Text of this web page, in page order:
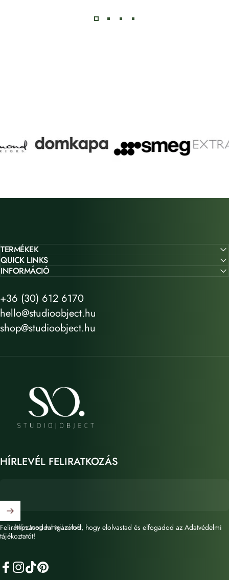
TERMÉKEK
QUICK LINKS
INFORMÁCIÓ
+36 (30) 612 6170
hello@studioobject.hu
shop@studioobject.hu
STUDIO OBJECT
HÍRLEVÉL FELIRATKOZÁS
Adja meg e-mail címét
Feliratkozásoddal igazolod, hogy elolvastad és elfogadod az Adatvédelmi
tájékoztatót!